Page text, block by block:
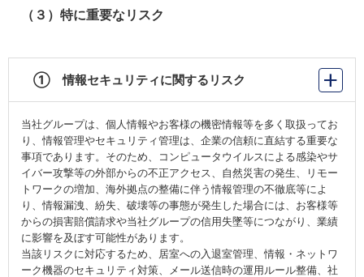
（３）特に重要なリスク
① 情報セキュリティに関するリスク
当社グループは、個人情報やお客様の機密情報等を多く取扱ってお
り、情報管理やセキュリティ管理は、企業の信頼に直結する重要な
事項であります。そのため、コンピュータウイルスによる感染やサ
イバー攻撃等の外部からの不正アクセス、自然災害の発生、リモー
トワークの増加、海外拠点の整備に伴う情報管理の不徹底等によ
り、情報漏洩、紛失、破壊等の事態が発生した場合には、お客様等
からの損害賠償請求や当社グループの信用失墜等につながり、業績
に影響を及ぼす可能性があります。
当該リスクに対応するため、居室への入退室管理、情報・ネットワ
ーク機器のセキュリティ対策、メール送信時の運用ルール整備、社